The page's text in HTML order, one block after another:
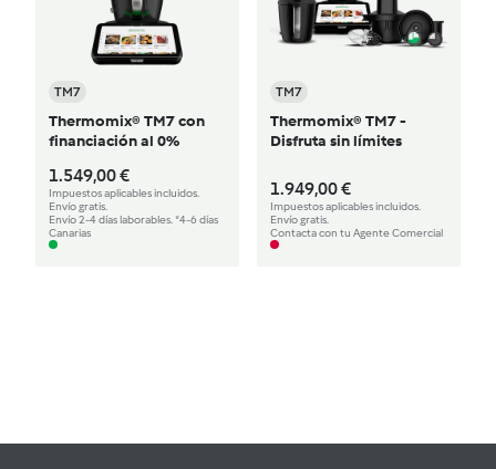
TM7
Thermomix® TM7 con
financiación al 0%
1.549,00 €
Impuestos aplicables incluidos.
Envío gratis.
Envío 2-4 días laborables. *4-6 días
Canarias
TM7
Thermomix® TM7 -
Disfruta sin límites
1.949,00 €
Impuestos aplicables incluidos.
Envío gratis.
Contacta con tu Agente Comercial